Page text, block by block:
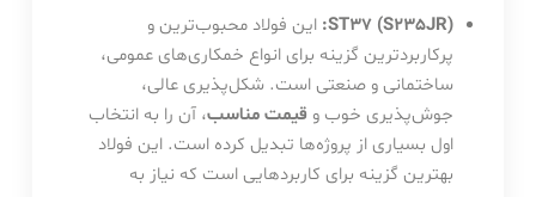
ST37 (S235JR): این فولاد محبوب‌ترین و
پرکاربردترین گزینه برای انواع خمکاری‌های عمومی،
ساختمانی و صنعتی است. شکل‌پذیری عالی،
جوش‌پذیری خوب و قیمت مناسب، آن را به انتخاب
اول بسیاری از پروژه‌ها تبدیل کرده است. این فولاد
بهترین گزینه برای کاربردهایی است که نیاز به